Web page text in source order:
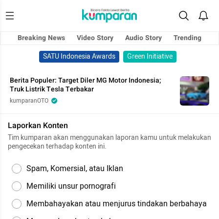
Breaking News Video Story Audio Story
Trending
SATU Indonesia Awards
Green Initiative
Berita Populer: Target Diler MG Motor Indonesia;
Truk Listrik Tesla Terbakar
kumparanOTO
Laporkan Konten
Tim kumparan akan menggunakan laporan kamu untuk melakukan
pengecekan terhadap konten ini.
Spam, Komersial, atau Iklan
Memiliki unsur pornografi
Membahayakan atau menjurus tindakan berbahaya